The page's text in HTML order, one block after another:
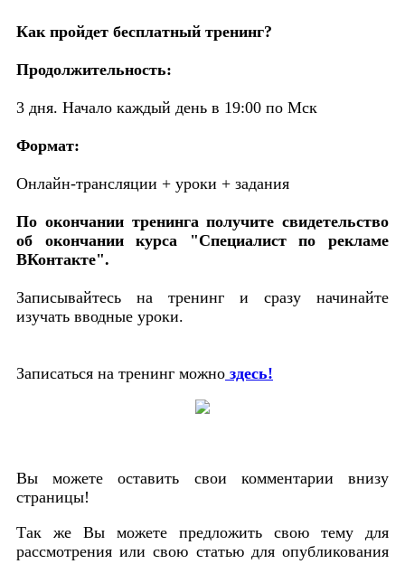
Как пройдет бесплатный тренинг?
Продолжительность:
3 дня. Начало каждый день в 19:00 по Мск
Формат:
Онлайн-трансляции + уроки + задания
По окончании тренинга получите свидетельство
об окончании курса "Специалист по рекламе
ВКонтакте".
Записывайтесь на тренинг и сразу начинайте
изучать вводные уроки.
Записаться на тренинг можно здесь!
Вы можете оставить свои комментарии внизу
страницы!
Так же Вы можете предложить свою тему для
рассмотрения или свою статью для опубликования